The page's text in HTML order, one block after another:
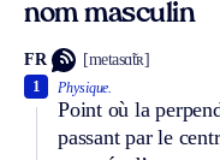
nom masculin
FR [metasɑ̃tʀ]
Physique.
Point où la
passant par le
1